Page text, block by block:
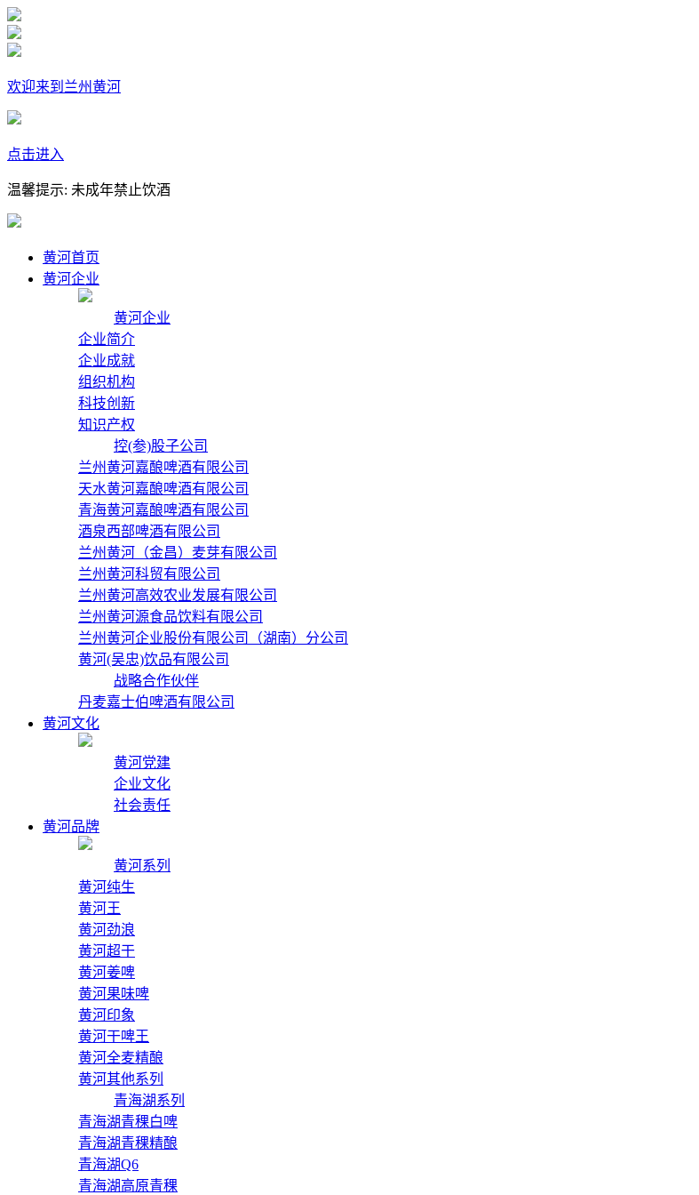
欢迎来到兰州黄河
点击进入
温馨提示: 未成年禁止饮酒
黄河首页
黄河企业
黄河企业
企业简介
企业成就
组织机构
科技创新
知识产权
控(参)股子公司
兰州黄河嘉酿啤酒有限公司
天水黄河嘉酿啤酒有限公司
青海黄河嘉酿啤酒有限公司
酒泉西部啤酒有限公司
兰州黄河（金昌）麦芽有限公司
兰州黄河科贸有限公司
兰州黄河高效农业发展有限公司
兰州黄河源食品饮料有限公司
兰州黄河企业股份有限公司（湖南）分公司
黄河(吴忠)饮品有限公司
战略合作伙伴
丹麦嘉士伯啤酒有限公司
黄河文化
黄河党建
企业文化
社会责任
黄河品牌
黄河系列
黄河纯生
黄河王
黄河劲浪
黄河超干
黄河姜啤
黄河果味啤
黄河印象
黄河干啤王
黄河全麦精酿
黄河其他系列
青海湖系列
青海湖青稞白啤
青海湖青稞精酿
青海湖Q6
青海湖高原青稞